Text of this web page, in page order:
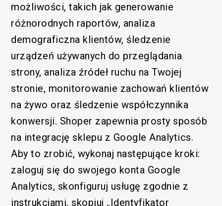
możliwości, takich jak generowanie
różnorodnych raportów, analiza
demograficzna klientów, śledzenie
urządzeń używanych do przeglądania
strony, analiza źródeł ruchu na Twojej
stronie, monitorowanie zachowań klientów
na żywo oraz śledzenie współczynnika
konwersji. Shoper zapewnia prosty sposób
na integrację sklepu z Google Analytics.
Aby to zrobić, wykonaj następujące kroki:
zaloguj się do swojego konta Google
Analytics, skonfiguruj usługę zgodnie z
instrukcjami, skopiuj „Identyfikator